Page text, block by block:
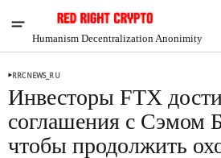
Humanism Decentralization Anonimity
RRCNEWS_RU
Инвесторы FTX
соглашения с Сэмом
чтобы продолжить